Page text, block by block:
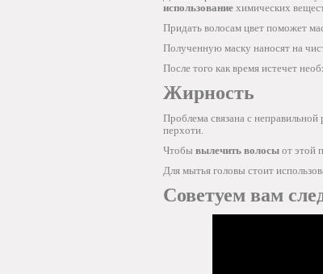
использование химических
Придать волосам цвет поможет
Полученную маску наносят на
После того как время истечет
Жирность
Проблема связана с
перхоти.
Чтобы вылечить волосы от этой
Для мытья головы стоит
Советуем вам